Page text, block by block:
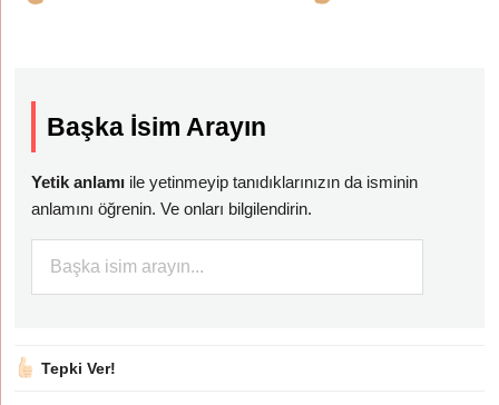
Başka İsim Arayın
Yetik anlamı ile yetinmeyip tanıdıklarınızın da isminin
anlamını öğrenin. Ve onları bilgilendirin.
Tepki Ver!